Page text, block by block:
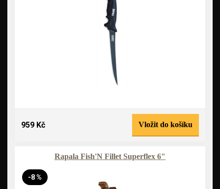
959 Kč Vložit do košíku
Rapala Fish'N Fillet Superflex 6"
-8 %